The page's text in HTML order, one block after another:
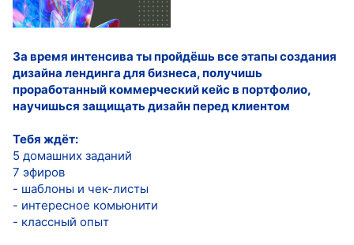
За время интенсива ты пройдёшь все этапы создания
дизайна лендинга для бизнеса, получишь
проработанный коммерческий кейс в портфолио,
научишься защищать дизайн перед клиентом
Тебя ждёт:
5 домашних заданий
7 эфиров
- шаблоны и чек-листы
- интересное комьюнити
- классный опыт